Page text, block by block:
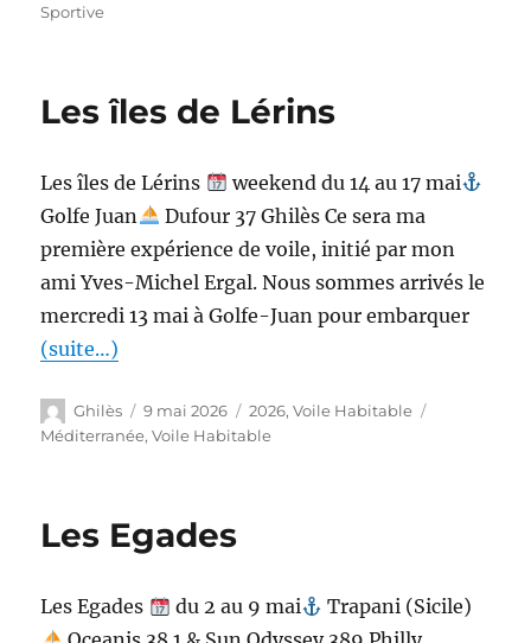
Sportive
Les îles de Lérins
Les îles de Lérins
weekend du 14 au 17 mai
Golfe Juan
Dufour 37 Ghilès Ce sera ma
première expérience de voile, initié par mon
ami Yves-Michel Ergal. Nous sommes arrivés le
mercredi 13 mai à Golfe-Juan pour embarquer
(suite…)
Ghilès 9 mai 2026 2026,Voile Habitable
Méditerranée,Voile Habitable
Les Egades
Les Egades du 2 au 9 mai
Trapani (Sicile)